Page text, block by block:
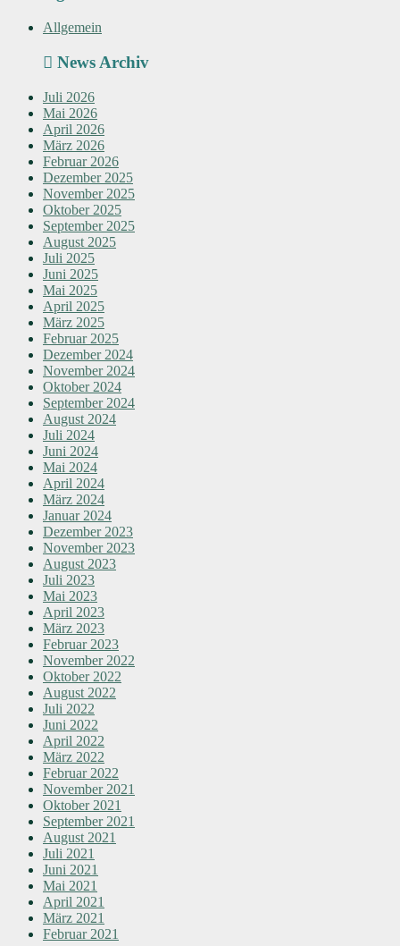
Allgemein
News Archiv
Juli 2026
Mai 2026
April 2026
März 2026
Februar 2026
Dezember 2025
November 2025
Oktober 2025
September 2025
August 2025
Juli 2025
Juni 2025
Mai 2025
April 2025
März 2025
Februar 2025
Dezember 2024
November 2024
Oktober 2024
September 2024
August 2024
Juli 2024
Juni 2024
Mai 2024
April 2024
März 2024
Januar 2024
Dezember 2023
November 2023
August 2023
Juli 2023
Mai 2023
April 2023
März 2023
Februar 2023
November 2022
Oktober 2022
August 2022
Juli 2022
Juni 2022
April 2022
März 2022
Februar 2022
November 2021
Oktober 2021
September 2021
August 2021
Juli 2021
Juni 2021
Mai 2021
April 2021
März 2021
Februar 2021